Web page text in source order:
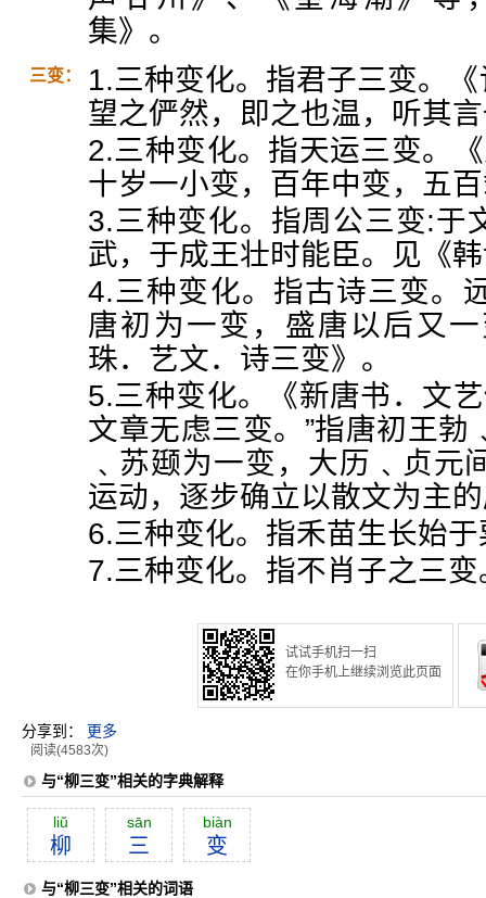
集》。
三变：
1.三种变化。指君子三变。
望之俨然，即之也温，听其言
2.三种变化。指天运三变。
十岁一小变，百年中变，五
3.三种变化。指周公三变:于
武，于成王壮时能臣。见《
4.三种变化。指古诗三变。
唐初为一变，盛唐以后又
珠．艺文．诗三变》。
5.三种变化。《新唐书．文
文章无虑三变。”指唐初王
﹑苏颋为一变，大历﹑贞元
运动，逐步确立以散文为主
6.三种变化。指禾苗生长始
7.三种变化。指不肖子之三变
试试手机扫一扫
在你手机上继续浏览此页面
分享到： 更多
阅读(4583次)
与“柳三变”相关的字典解释
liŭ
柳
sān
三
biàn
变
与“柳三变”相关的词语